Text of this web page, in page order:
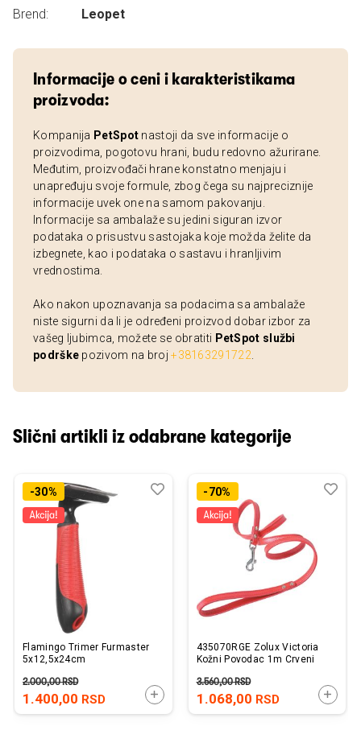
Brend:
Leopet
Informacije o ceni i karakteristikama
proizvoda:
Kompanija PetSpot nastoji da sve informacije o
proizvodima, pogotovu hrani, budu redovno ažurirane.
Međutim, proizvođači hrane konstatno menjaju i
unapređuju svoje formule, zbog čega su najpreciznije
informacije uvek one na samom pakovanju.
Informacije sa ambalaže su jedini siguran izvor
podataka o prisustvu sastojaka koje možda želite da
izbegnete, kao i podataka o sastavu i hranljivim
vrednostima.
Ako nakon upoznavanja sa podacima sa ambalaže
niste sigurni da li je određeni proizvod dobar izbor za
vašeg ljubimca, možete se obratiti PetSpot službi
podrške pozivom na broj+38163291722
Slični artikli iz odabrane kategorije
-30%
Flamingo Trimer Furmaster
5x12,5x24cm
1.400,00 RSD
2.000,00RSD
DODAJTE U KORPU
Dodaj
Uporedi-70%
435070RGE Zolux Victoria
Kožni Povodac 1m Crveni
1.068,00 RSD
3.560,00RSD